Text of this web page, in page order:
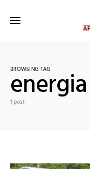
BROWSING TAG
1 post